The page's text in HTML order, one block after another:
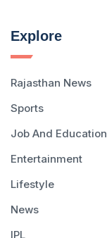
Explore
Rajasthan News
Sports
Job And Education
Entertainment
Lifestyle
News
IPL